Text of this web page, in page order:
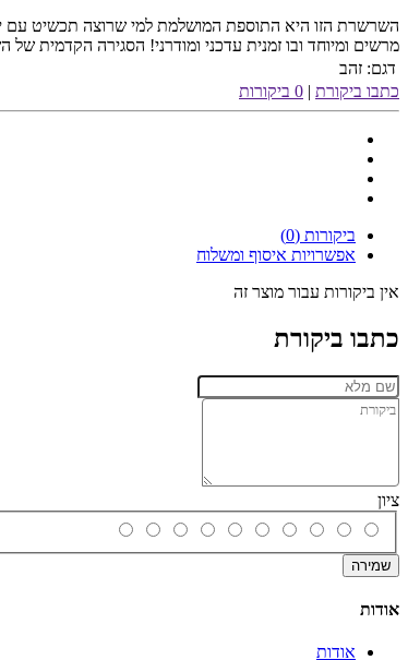
השרשרת הזו היא התוספת המושלמת למי שרוצה תכשיט עם
מרשים ומיוחד ובו זמנית עדכני ומודרני! הסגירה הקדמית
דגם: זהב
כתבו ביקורת | 0 ביקורות
ביקורות (0)
אפשרויות איסוף ומשלוח
אין ביקורות עבור מוצר זה
כתבו ביקורת
ציון
שמירה
אודות
אודות